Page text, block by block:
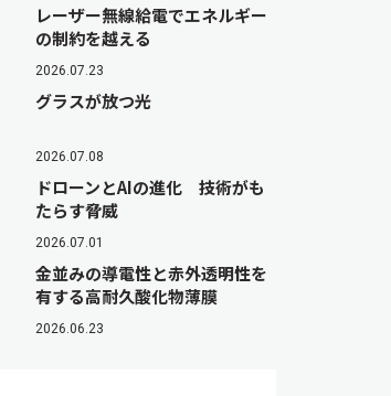
レーザー無線給電でエネルギー
の制約を越える
2026.07.23
グラスが放つ光
2026.07.08
ドローンとAIの進化 技術がも
たらす脅威
2026.07.01
金並みの導電性と赤外透明性を
有する高耐久酸化物薄膜
2026.06.23